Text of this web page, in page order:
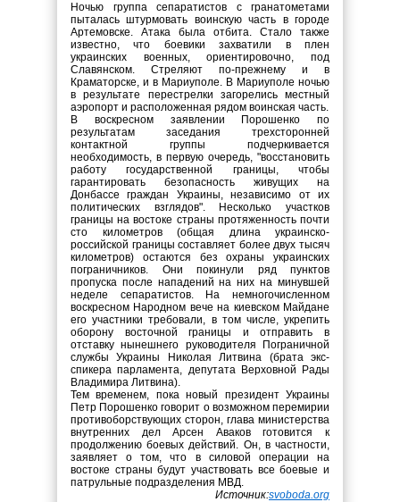
Ночью группа сепаратистов с гранатометами
пыталась штурмовать воинскую часть в городе
Артемовске. Атака была отбита. Стало также
известно, что боевики захватили в плен
украинских военных, ориентировочно, под
Славянском. Стреляют по-прежнему и в
Краматорске, и в Мариуполе. В Мариуполе ночью
в результате перестрелки загорелись местный
аэропорт и расположенная рядом воинская часть.
В воскресном заявлении Порошенко по
результатам заседания трехсторонней
контактной группы подчеркивается
необходимость, в первую очередь, "восстановить
работу государственной границы, чтобы
гарантировать безопасность живущих на
Донбассе граждан Украины, независимо от их
политических взглядов". Несколько участков
границы на востоке страны протяженность почти
сто километров (общая длина украинско-
российской границы составляет более двух тысяч
километров) остаются без охраны украинских
пограничников. Они покинули ряд пунктов
пропуска после нападений на них на минувшей
неделе сепаратистов. На немногочисленном
воскресном Народном вече на киевском Майдане
его участники требовали, в том числе, укрепить
оборону восточной границы и отправить в
отставку нынешнего руководителя Пограничной
службы Украины Николая Литвина (брата экс-
спикера парламента, депутата Верховной Рады
Владимира Литвина).
Тем временем, пока новый президент Украины
Петр Порошенко говорит о возможном перемирии
противоборствующих сторон, глава министерства
внутренних дел Арсен Аваков готовится к
продолжению боевых действий. Он, в частности,
заявляет о том, что в силовой операции на
востоке страны будут участвовать все боевые и
патрульные подразделения МВД.
Источник:svoboda.org